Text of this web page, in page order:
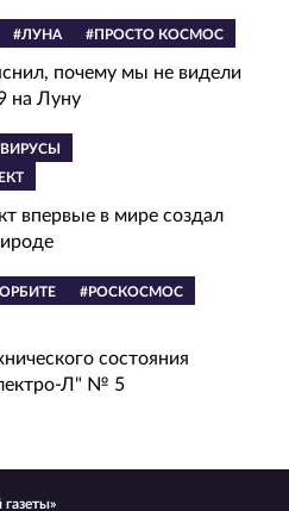
#ЛУНА #ПРОСТО КОСМОС
почему мы не видели
на Луну
впервые в мире создал
#РОСКОСМОС
состояния
Л" № 5